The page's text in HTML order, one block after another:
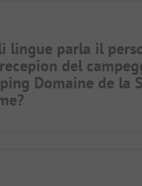
lingue parla il
del
Domaine de la